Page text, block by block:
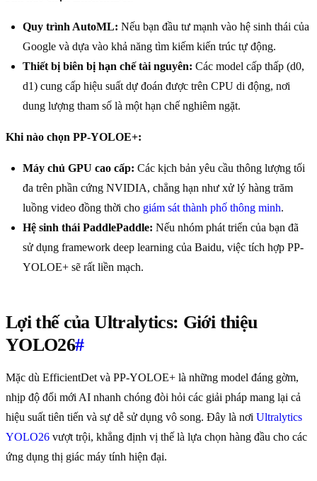
Quy trình AutoML: Nếu bạn đầu tư mạnh vào hệ sinh thái của
Google và dựa vào khả năng tìm kiếm kiến trúc tự động.
Thiết bị biên bị hạn chế tài nguyên: Các model cấp thấp (d0,
d1) cung cấp hiệu suất dự đoán được trên CPU di động, nơi
dung lượng tham số là một hạn chế nghiêm ngặt.
Khi nào chọn PP-YOLOE+:
Máy chủ GPU cao cấp: Các kịch bản yêu cầu thông lượng tối
đa trên phần cứng NVIDIA, chẳng hạn như xử lý hàng trăm
luồng video đồng thời cho giám sát thành phố thông minh.
Hệ sinh thái PaddlePaddle: Nếu nhóm phát triển của bạn đã
sử dụng framework deep learning của Baidu, việc tích hợp PP-
YOLOE+ sẽ rất liền mạch.
Lợi thế của Ultralytics: Giới thiệu
YOLO26#
Mặc dù EfficientDet và PP-YOLOE+ là những model đáng gờm,
nhịp độ đổi mới AI nhanh chóng đòi hỏi các giải pháp mang lại cả
hiệu suất tiên tiến và sự dễ sử dụng vô song. Đây là nơi Ultralytics
YOLO26 vượt trội, khẳng định vị thế là lựa chọn hàng đầu cho các
ứng dụng thị giác máy tính hiện đại.